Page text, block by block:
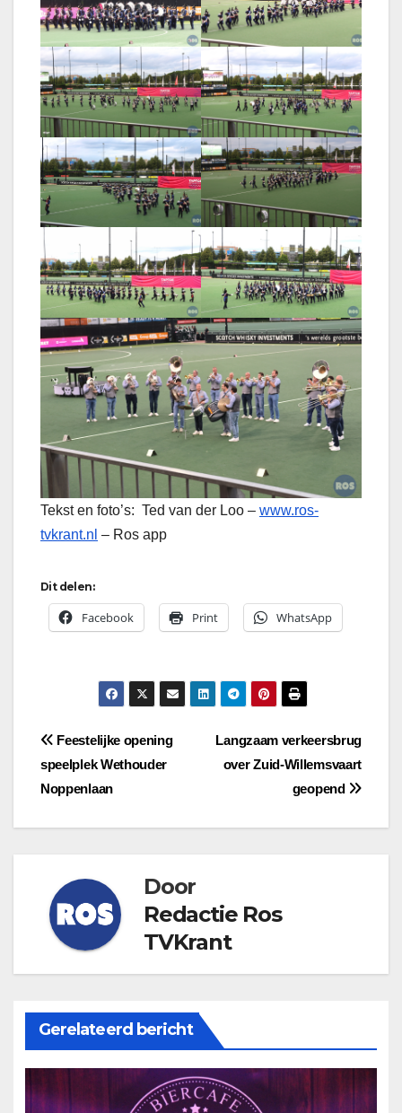
Tekst en foto’s: Ted van der Loo – www.ros-
tvkrant.nl – Ros app
Dit delen:
Facebook Print WhatsApp
Bericht
navigatie
Langzaam verkeersbrug
over Zuid-Willemsvaart
geopend
Feestelijke opening
speelplek Wethouder
Noppenlaan
Door
Redactie Ros
TVKrant
Gerelateerd bericht